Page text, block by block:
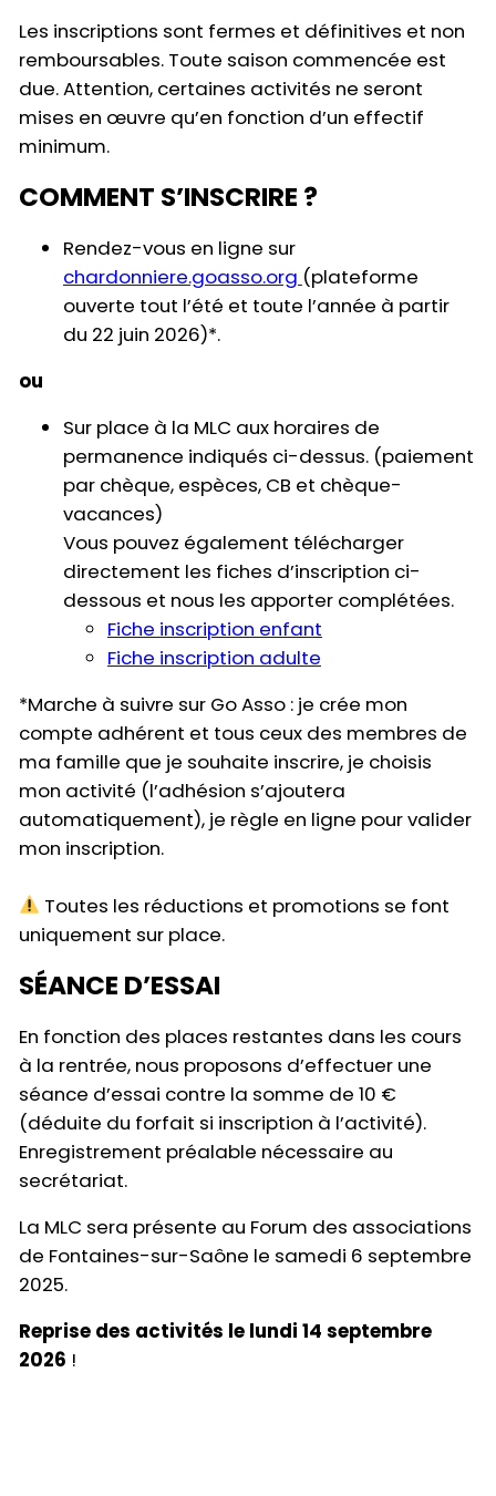
Les inscriptions sont fermes et définitives et non
remboursables. Toute saison commencée est
due. Attention, certaines activités ne seront
mises en œuvre qu’en fonction d’un effectif
minimum.
COMMENT S’INSCRIRE ?
Rendez-vous en ligne sur
chardonniere.goasso.org (plateforme
ouverte tout l’été et toute l’année à partir
du 22 juin 2026)*.
ou
Sur place à la MLC aux horaires de
permanence indiqués ci-dessus. (paiement
par chèque, espèces, CB et chèque-
vacances)
Vous pouvez également télécharger
directement les fiches d’inscription ci-
dessous et nous les apporter complétées.
Fiche inscription enfant
Fiche inscription adulte
*Marche à suivre sur Go Asso : je crée mon
compte adhérent et tous ceux des membres de
ma famille que je souhaite inscrire, je choisis
mon activité (l’adhésion s’ajoutera
automatiquement), je règle en ligne pour valider
mon inscription.
Toutes les réductions et promotions se font
uniquement sur place.
SÉANCE D’ESSAI
En fonction des places restantes dans les cours
à la rentrée, nous proposons d’effectuer une
séance d’essai contre la somme de 10 €
(déduite du forfait si inscription à l’activité).
Enregistrement préalable nécessaire au
secrétariat.
La MLC sera présente au Forum des associations
de Fontaines-sur-Saône le samedi 6 septembre
2025.
Reprise des activités le lundi 14 septembre
2026 !